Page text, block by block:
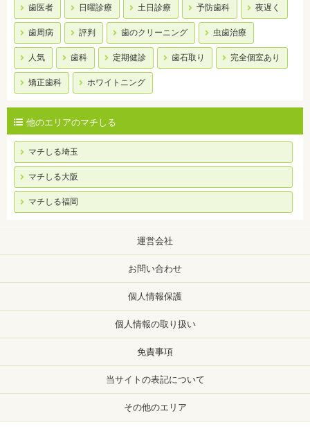
歯医者 日曜診療 土日診療 予防歯科 夜遅く
歯周病 評判 歯のクリーニング 虫歯治療
人気 歯科 定期健診 歯石取り 完全個室あり
矯正歯科 ホワイトニング
他のエリアのマチしる
マチしる埼玉
マチしる大阪
マチしる福岡
運営会社
お問い合わせ
個人情報保護
個人情報の取り扱い
免責事項
当サイトの表記について
その他のエリア